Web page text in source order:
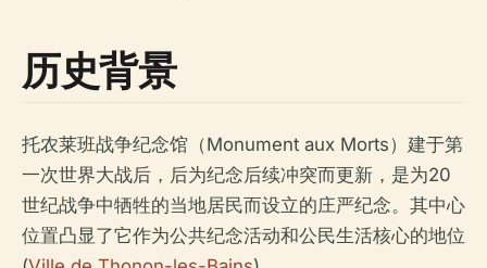
历史背景
托农莱班战争纪念馆（Monument aux Morts）建于第
一次世界大战后，后为纪念后续冲突而更新，是为20
世纪战争中牺牲的当地居民而设立的庄严纪念。其中心
位置凸显了它作为公共纪念活动和公民生活核心的地位